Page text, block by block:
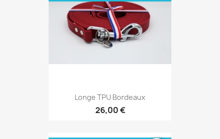
Longe TPU Bordeaux
26,00 €